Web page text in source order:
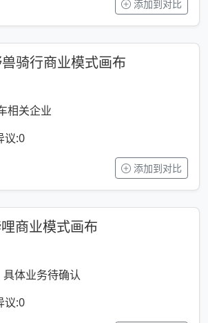
添加到对比
骑行商业模式画布
相关企业
议:0
添加到对比
商业模式画布
体业务待确认
议:0